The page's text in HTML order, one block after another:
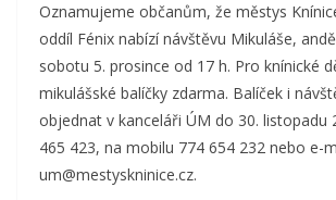
Oznamujeme občanům, že městys
oddíl Fénix nabízí návštěvu Mikuláše,
sobotu 5. prosince od 17 h. Pro knínické
mikulášské balíčky zdarma. Balíček i
objednat v kanceláři ÚM do 30. listopadu
465 423, na mobilu 774 654 232 nebo e-
um@mestyskninice.cz.